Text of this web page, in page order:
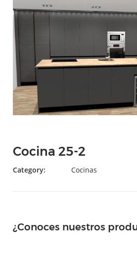
Cocina 25-2
Category: Cocinas
¿Conoces nuestros